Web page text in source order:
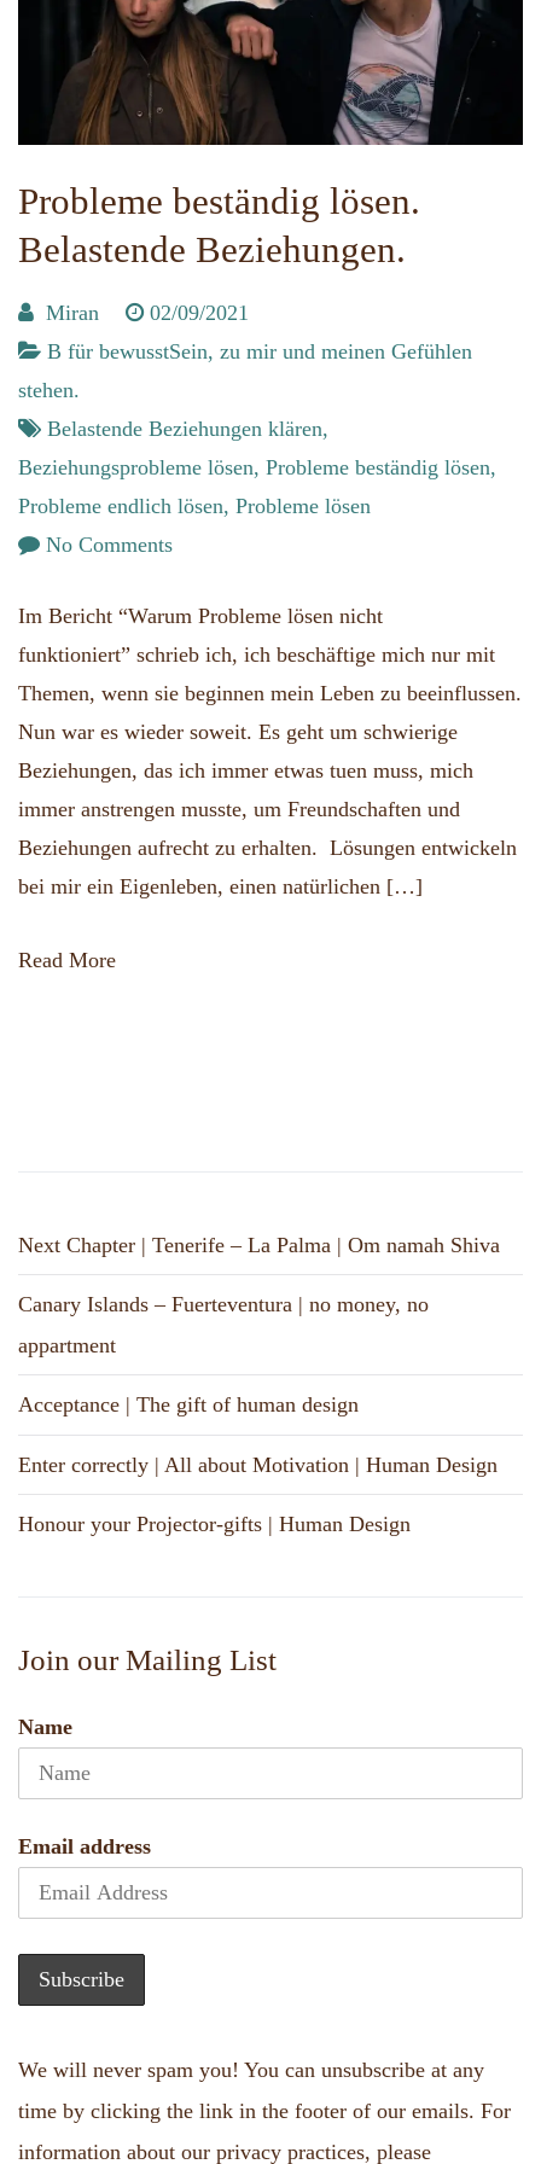
Probleme beständig lösen.
Belastende Beziehungen.
Miran
02/09/2021
B für bewusstSein, zu mir und meinen Gefühlen
stehen.
Belastende Beziehungen klären,
Beziehungsprobleme lösen, Probleme beständig lösen,
Probleme endlich lösen, Probleme lösen
No Commentson
beständig
lösen.
Belastende
Beziehungen.
Im Bericht “Warum Probleme lösen nicht
funktioniert” schrieb ich, ich beschäftige mich nur mit
Themen, wenn sie beginnen mein Leben zu beeinflussen.
Nun war es wieder soweit. Es geht um schwierige
Beziehungen, das ich immer etwas tuen muss, mich
immer anstrengen musste, um Freundschaften und
Beziehungen aufrecht zu erhalten. Lösungen entwickeln
bei mir ein Eigenleben, einen natürlichen […]
Read More
Next Chapter | Tenerife – La Palma | Om namah Shiva
Canary Islands – Fuerteventura | no money, no
appartment
Acceptance | The gift of human design
Enter correctly | All about Motivation | Human Design
Honour your Projector-gifts | Human Design
Join our Mailing List
Name
Email address
We will never spam you! You can unsubscribe at any
time by clicking the link in the footer of our emails. For
information about our privacy practices, please